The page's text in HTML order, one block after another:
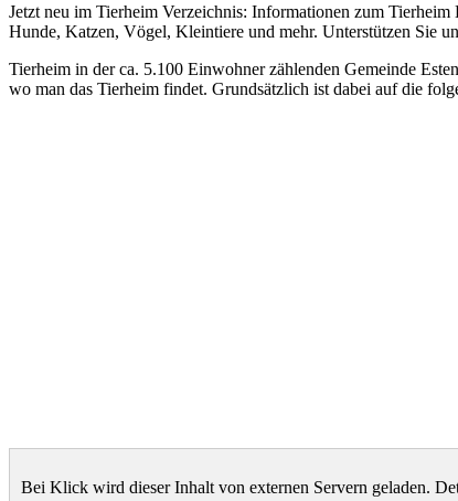
Jetzt neu im Tierheim Verzeichnis: Informationen zum
Hunde, Katzen, Vögel, Kleintiere und mehr. Unterstützen Sie
Tierheim in der ca. 5.100 Einwohner zählenden Gemeinde
wo man das Tierheim findet. Grundsätzlich ist dabei auf die
Bei Klick wird dieser Inhalt von externen Servern geladen.